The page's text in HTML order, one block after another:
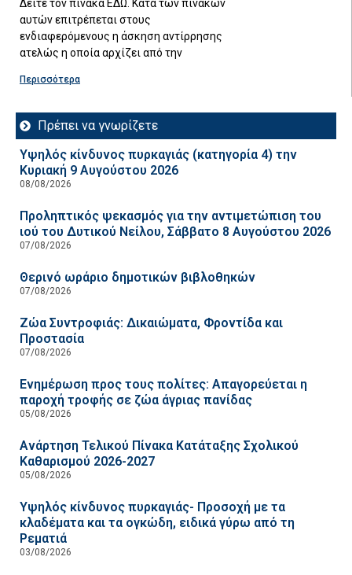
Δείτε τον πίνακα ΕΔΩ. Κατά των πινάκων
αυτών επιτρέπεται στους
ενδιαφερόμενους η άσκηση αντίρρησης
ατελώς η οποία αρχίζει από την
Περισσότερα
Πρέπει να γνωρίζετε
Υψηλός κίνδυνος πυρκαγιάς (κατηγορία 4) την
Κυριακή 9 Αυγούστου 2026
08/08/2026
Προληπτικός ψεκασμός για την αντιμετώπιση του
ιού του Δυτικού Νείλου, Σάββατο 8 Αυγούστου 2026
07/08/2026
Θερινό ωράριο δημοτικών βιβλοθηκών
07/08/2026
Ζώα Συντροφιάς: Δικαιώματα, Φροντίδα και
Προστασία
07/08/2026
Ενημέρωση προς τους πολίτες: Απαγορεύεται η
παροχή τροφής σε ζώα άγριας πανίδας
05/08/2026
Ανάρτηση Τελικού Πίνακα Κατάταξης Σχολικού
Καθαρισμού 2026-2027
05/08/2026
Υψηλός κίνδυνος πυρκαγιάς- Προσοχή με τα
κλαδέματα και τα ογκώδη, ειδικά γύρω από τη
Ρεματιά
03/08/2026